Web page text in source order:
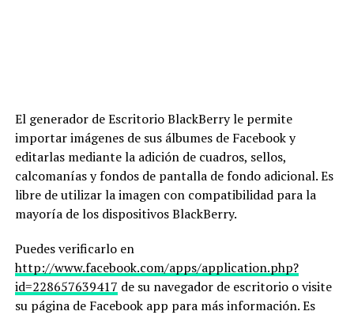
El generador de Escritorio BlackBerry le permite
importar imágenes de sus álbumes de Facebook y
editarlas mediante la adición de cuadros, sellos,
calcomanías y fondos de pantalla de fondo adicional. Es
libre de utilizar la imagen con compatibilidad para la
mayoría de los dispositivos BlackBerry.
Puedes verificarlo en
http://www.facebook.com/apps/application.php?
id=228657639417 de su navegador de escritorio o visite
su página de Facebook app para más información. Es